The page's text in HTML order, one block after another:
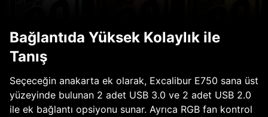
Bağlantıda Yüksek Kolaylık ile
Tanış
Seçeceğin anakarta ek olarak, Excalibur E750 sana üst
yüzeyinde bulunan 2 adet USB 3.0 ve 2 adet USB 2.0
ile ek bağlantı opsiyonu sunar. Ayrıca RGB fan kontrol